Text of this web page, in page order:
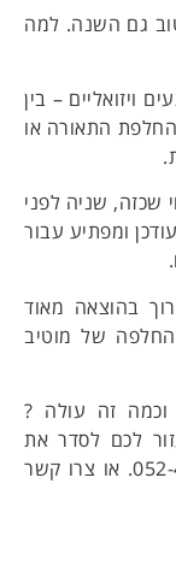
גם השנה. למה
ויזואליים – בין
התאורה או
שכזה, שניה לפני
ומפתיע עבור
בהוצאה מאוד
החלפה של מוטיב
וכמה זה עולה ?
לכם לסדר את
המחשבות ולהניע את התהליך. 052-4289211. או צרו קשר